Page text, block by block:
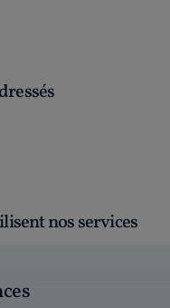
nos services